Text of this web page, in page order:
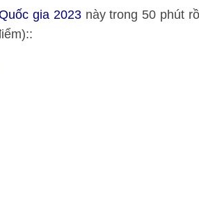
gia 2023này trong 50 phút